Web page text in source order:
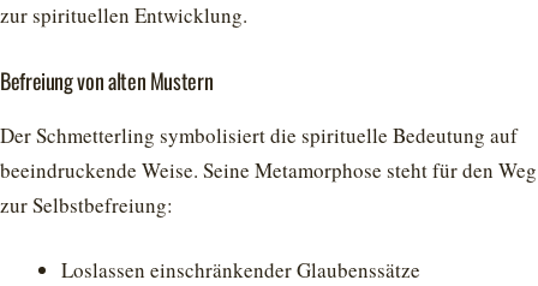
zur spirituellen Entwicklung.
Befreiung von alten Mustern
Der Schmetterling symbolisiert die spirituelle Bedeutung auf
beeindruckende Weise. Seine Metamorphose steht für den Weg
zur Selbstbefreiung:
Loslassen einschränkender Glaubenssätze